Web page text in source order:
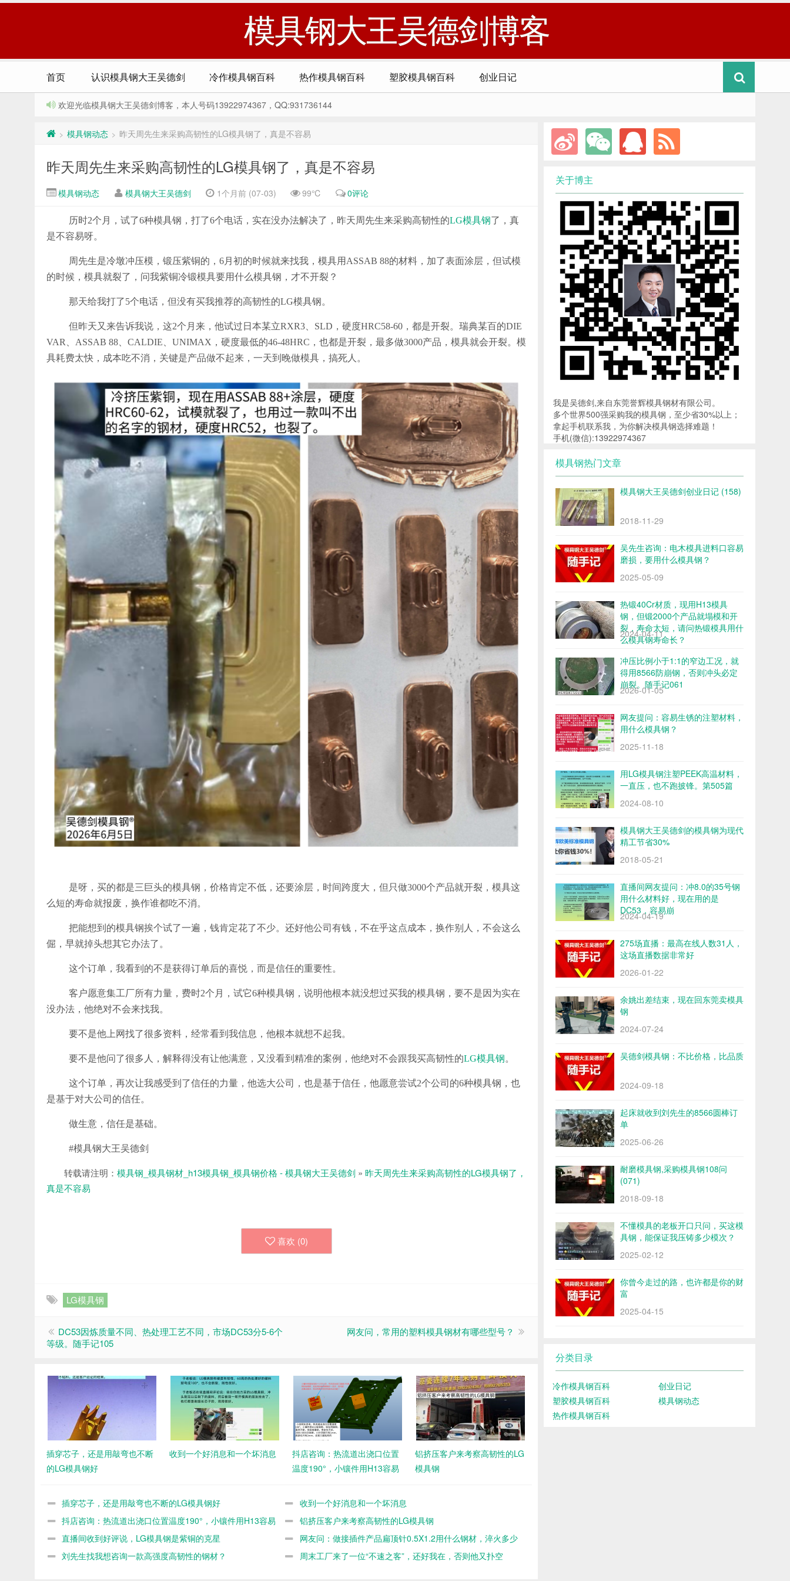
模具钢大王吴德剑博客
首页 认识模具钢大王吴德剑 冷作模具钢百科 热作模具钢百科 塑胶模具钢百科 创业日记
欢迎光临模具钢大王吴德剑博客，本人号码13922974367，QQ:931736144
> 模具钢动态 > 昨天周先生来采购高韧性的LG模具钢了，真是不容易
昨天周先生来采购高韧性的LG模具钢了，真是不容易
模具钢动态 模具钢大王吴德剑 1个月前 (07-03) 99℃ 0评论
历时2个月，试了6种模具钢，打了6个电话，实在没办法解决了，昨天周先生来采购高韧性的LG模具钢了，真
是不容易呀。
周先生是冷墩冲压模，锻压紫铜的，6月初的时候就来找我，模具用ASSAB 88的材料，加了表面涂层，但试模
的时候，模具就裂了，问我紫铜冷锻模具要用什么模具钢，才不开裂？
那天给我打了5个电话，但没有买我推荐的高韧性的LG模具钢。
但昨天又来告诉我说，这2个月来，他试过日本某立RXR3、SLD，硬度HRC58-60，都是开裂。瑞典某百的DIE
VAR、ASSAB 88、CALDIE、UNIMAX，硬度最低的46-48HRC，也都是开裂，最多做3000产品，模具就会开裂。模
具耗费太快，成本吃不消，关键是产品做不起来，一天到晚做模具，搞死人。
是呀，买的都是三巨头的模具钢，价格肯定不低，还要涂层，时间跨度大，但只做3000个产品就开裂，模具这
么短的寿命就报废，换作谁都吃不消。
把能想到的模具钢挨个试了一遍，钱肯定花了不少。还好他公司有钱，不在乎这点成本，换作别人，不会这么
倔，早就掉头想其它办法了。
这个订单，我看到的不是获得订单后的喜悦，而是信任的重要性。
客户愿意集工厂所有力量，费时2个月，试它6种模具钢，说明他根本就没想过买我的模具钢，要不是因为实在
没办法，他绝对不会来找我。
要不是他上网找了很多资料，经常看到我信息，他根本就想不起我。
要不是他问了很多人，解释得没有让他满意，又没看到精准的案例，他绝对不会跟我买高韧性的LG模具钢。
这个订单，再次让我感受到了信任的力量，他选大公司，也是基于信任，他愿意尝试2个公司的6种模具钢，也
是基于对大公司的信任。
做生意，信任是基础。
#模具钢大王吴德剑
转载请注明： 模具钢_模具钢材_h13模具钢_模具钢价格 - 模具钢大王吴德剑 » 昨天周先生来采购高韧性的LG模具钢了，
真是不容易
喜欢 (0)
LG模具钢
DC53因炼质量不同、热处理工艺不同，市场DC53分5-6个
等级。随手记105
网友问，常用的塑料模具钢材有哪些型号？
插穿芯子，还是用敲弯也不断
的LG模具钢好
收到一个好消息和一个坏消息
抖店咨询：热流道出浇口位置
温度190°，小镶件用H13容易
铝挤压客户来考察高韧性的LG
模具钢
插穿芯子，还是用敲弯也不断的LG模具钢好
收到一个好消息和一个坏消息
抖店咨询：热流道出浇口位置温度190°，小镶件用H13容易
断
铝挤压客户来考察高韧性的LG模具钢
直播间收到好评说，LG模具钢是紫铜的克星
网友问：做接插件产品扁顶针0.5X1.2用什么钢材，淬火多少
度，不容易断
刘先生找我想咨询一款高强度高韧性的钢材？
周末工厂来了一位“不速之客”，还好我在，否则他又扑空
关于博主
我是吴德剑,来自东莞誉辉模具钢材有限公司。
多个世界500强采购我的模具钢，至少省30%以上；
拿起手机联系我，为你解决模具钢选择难题！
手机(微信):13922974367
模具钢热门文章
模具钢大王吴德剑创业日记 (158)
2018-11-29
吴先生咨询：电木模具进料口容易
磨损，要用什么模具钢？
2025-05-09
热锻40Cr材质，现用H13模具
钢，但锻2000个产品就塌模和开
裂，寿命太短，请问热锻模具用什
么模具钢寿命长？
2024-04-11
冲压比例小于1:1的窄边工况，就
得用8566防崩钢，否则冲头必定
崩裂。随手记061
2026-01-05
网友提问：容易生锈的注塑材料，
用什么模具钢？
2025-11-18
用LG模具钢注塑PEEK高温材料，
一直压，也不跑披锋。第505篇
2024-08-10
模具钢大王吴德剑的模具钢为现代
精工节省30%
2018-05-21
直播间网友提问：冲8.0的35号钢
用什么材料好，现在用的是
DC53，容易崩
2024-04-19
275场直播：最高在线人数31人，
这场直播数据非常好
2026-01-22
余姚出差结束，现在回东莞卖模具
钢
2024-07-24
吴德剑模具钢：不比价格，比品质
2024-09-18
起床就收到刘先生的8566圆棒订
单
2025-06-26
耐磨模具钢,采购模具钢108问
(071)
2018-09-18
不懂模具的老板开口只问，买这模
具钢，能保证我压铸多少模次？
2025-02-12
你曾今走过的路，也许都是你的财
富
2025-04-15
分类目录
冷作模具钢百科
创业日记
塑胶模具钢百科
模具钢动态
热作模具钢百科